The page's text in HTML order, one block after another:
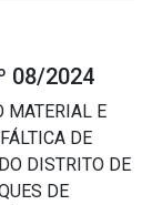
08/2024
MATERIAL E
DE
DISTRITO DE
DE